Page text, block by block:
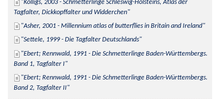
Kolligs, 2003 - Schmetterlinge Schleswig-Holsteins, Atlas der
Tagfalter, Dickkopffalter und Widderchen
Asher, 2001 - Millennium atlas of butterflies in Britain and Ireland
Settele, 1999 - Die Tagfalter Deutschlands
Ebert; Rennwald, 1991 - Die Schmetterlinge Baden-Württembergs.
Band 1, Tagfalter I
Ebert; Rennwald, 1991 - Die Schmetterlinge Baden-Württembergs.
Band 2, Tagfalter II